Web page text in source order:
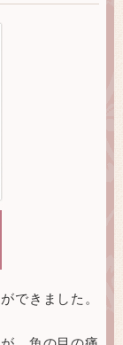
できました。